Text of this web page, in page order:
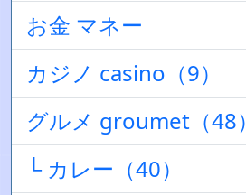
お金 マネー
カジノ casino（9）
グルメ groumet（48）
└ カレー（40）